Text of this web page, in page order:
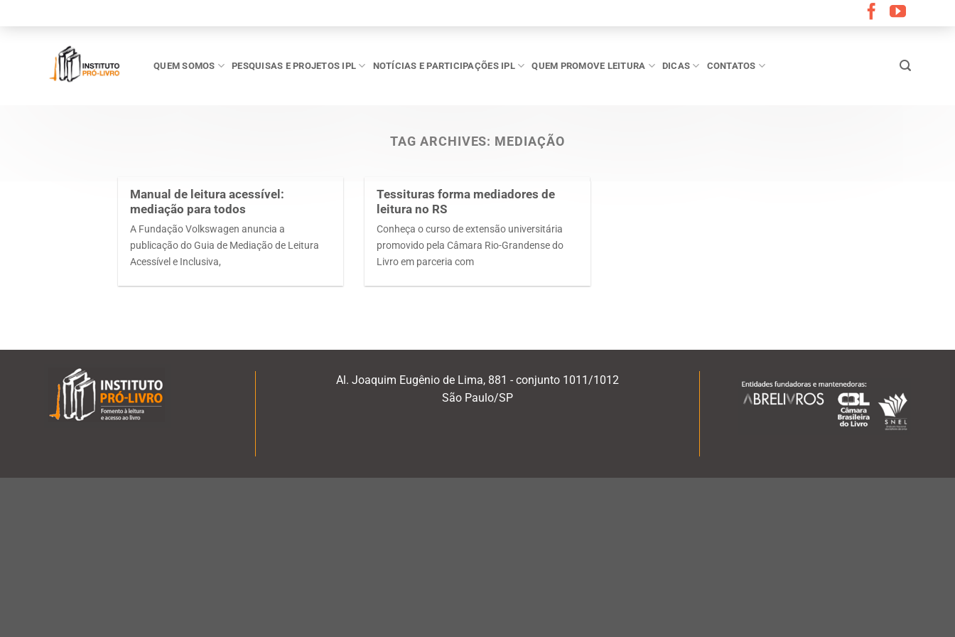
QUEM SOMOS PESQUISAS E PROJETOS IPL NOTÍCIAS E PARTICIPAÇÕES IPL QUEM PROMOVE LEITURA DICAS CONTATOS
TAG ARCHIVES: MEDIAÇÃO
Manual de leitura acessível:
mediação para todos
A Fundação Volkswagen anuncia a
publicação do Guia de Mediação de Leitura
Acessível e Inclusiva,
Tessituras forma mediadores de
leitura no RS
Conheça o curso de extensão universitária
promovido pela Câmara Rio-Grandense do
Livro em parceria com
Al. Joaquim Eugênio de Lima, 881 - conjunto 1011/1012
São Paulo/SP